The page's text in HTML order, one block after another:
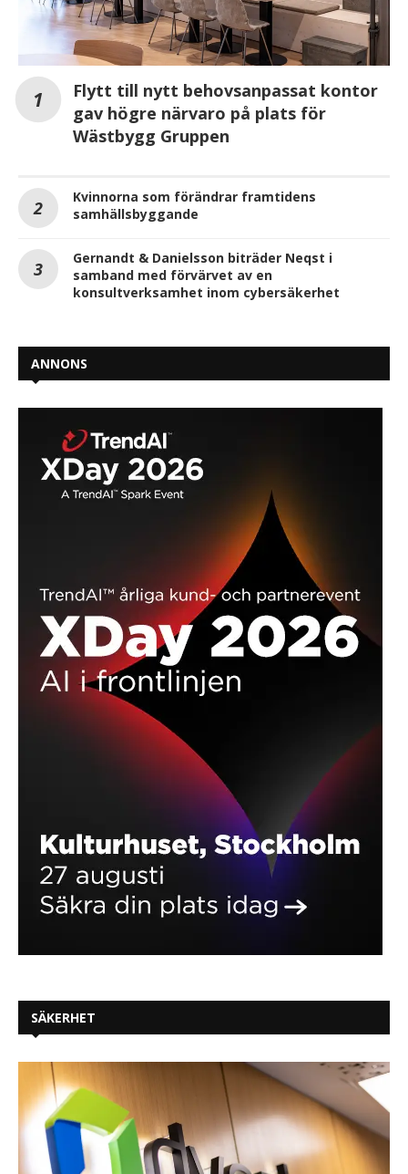
Flytt till nytt behovsanpassat kontor
gav högre närvaro på plats för
Wästbygg Gruppen
Kvinnorna som förändrar framtidens
samhällsbyggande
Gernandt & Danielsson biträder Neqst i
samband med förvärvet av en
konsultverksamhet inom cybersäkerhet
ANNONS
SÄKERHET